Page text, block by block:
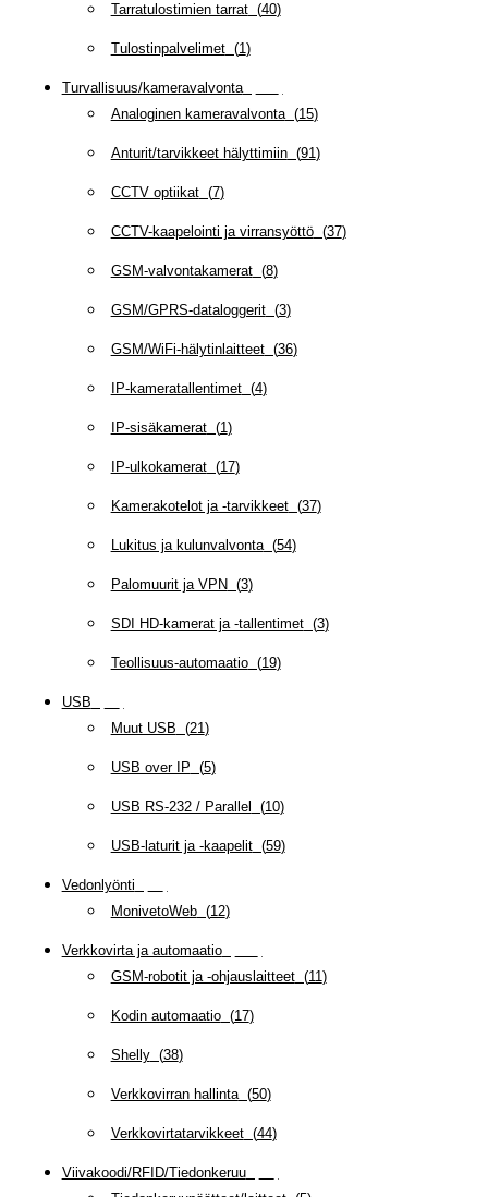
Tarratulostimien tarrat(40)
Tulostinpalvelimet(1)
Turvallisuus/kameravalvonta(
Analoginen kameravalvonta(15)
Anturit/tarvikkeet hälyttimiin(91)
CCTV optiikat(7)
CCTV-kaapelointi ja virransyöttö(37)
GSM-valvontakamerat(8)
GSM/GPRS-dataloggerit(3)
GSM/WiFi-hälytinlaitteet(36)
IP-kameratallentimet(4)
IP-sisäkamerat(1)
IP-ulkokamerat(17)
Kamerakotelot ja -tarvikkeet(37)
Lukitus ja kulunvalvonta(54)
Palomuurit ja VPN (3)
SDI HD-kamerat ja -tallentimet(3)
Teollisuus-automaatio(19)
USB
Muut USB (21)
USB over IP (5)
USB RS-232 / Parallel (10)
USB-laturit ja -kaapelit(59)
Vedonlyönti
MonivetoWeb(12)
Verkkovirta ja automaatio(
GSM-robotit ja -ohjauslaitteet(11)
Kodin automaatio(17)
Shelly(38)
Verkkovirran hallinta(50)
Verkkovirtatarvikkeet(44)
Viivakoodi/RFID/Tiedonkeruu(